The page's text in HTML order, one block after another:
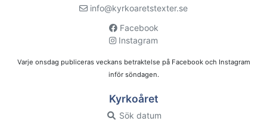
info@kyrkoaretstexter.se
Facebook
Instagram
Varje onsdag publiceras veckans betraktelse på Facebook och Instagram
inför söndagen.
Kyrkoåret
Sök datum